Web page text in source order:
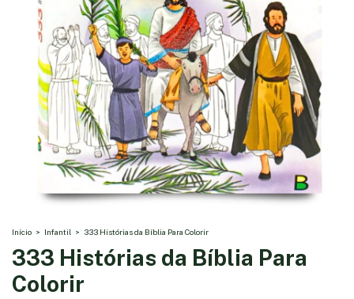
Início > Infantil > 333 Histórias da Bíblia Para Colorir
333 Histórias da Bíblia Para
Colorir